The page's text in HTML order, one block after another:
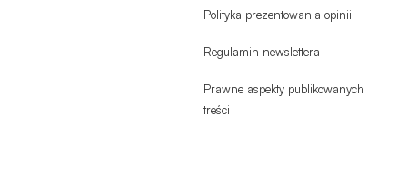
Polityka prezentowania opinii
Regulamin newslettera
Prawne aspekty publikowanych
treści